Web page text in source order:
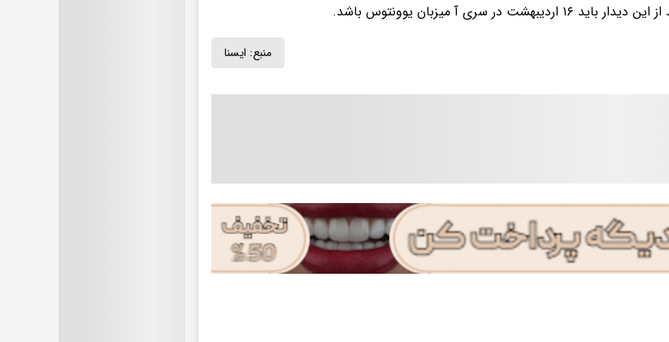
در سری آ میزبان یوونتوس باشد.
منبع: ايسنا